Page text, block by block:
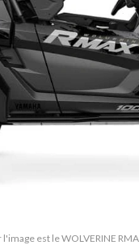
est le WOLVERINE